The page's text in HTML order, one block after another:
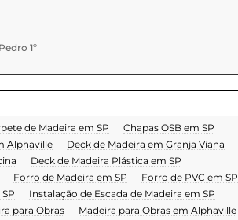
1º
de Madeira em SP
Chapas OSB em SP
Alphaville
Deck de Madeira em Granja Viana
Deck de Madeira Plástica em SP
Forro de Madeira em SP
Forro de PVC em SP
Instalação de Escada de Madeira em SP
para Obras
Madeira para Obras em Alphaville